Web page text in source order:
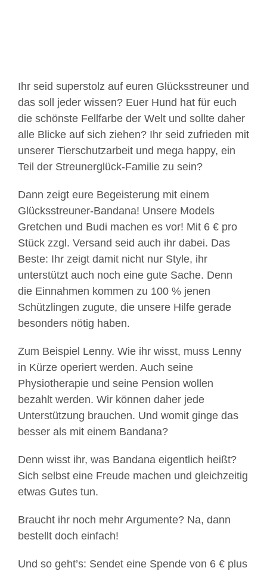
Ihr seid superstolz auf euren Glücksstreuner und
das soll jeder wissen? Euer Hund hat für euch
die schönste Fellfarbe der Welt und sollte daher
alle Blicke auf sich ziehen? Ihr seid zufrieden mit
unserer Tierschutzarbeit und mega happy, ein
Teil der Streunerglück-Familie zu sein?
Dann zeigt eure Begeisterung mit einem
Glücksstreuner-Bandana! Unsere Models
Gretchen und Budi machen es vor! Mit 6 € pro
Stück zzgl. Versand seid auch ihr dabei. Das
Beste: Ihr zeigt damit nicht nur Style, ihr
unterstützt auch noch eine gute Sache. Denn
die Einnahmen kommen zu 100 % jenen
Schützlingen zugute, die unsere Hilfe gerade
besonders nötig haben.
Zum Beispiel Lenny. Wie ihr wisst, muss Lenny
in Kürze operiert werden. Auch seine
Physiotherapie und seine Pension wollen
bezahlt werden. Wir können daher jede
Unterstützung brauchen. Und womit ginge das
besser als mit einem Bandana?
Denn wisst ihr, was Bandana eigentlich heißt?
Sich selbst eine Freude machen und gleichzeitig
etwas Gutes tun.
Braucht ihr noch mehr Argumente? Na, dann
bestellt doch einfach!
Und so geht’s: Sendet eine Spende von 6 € plus